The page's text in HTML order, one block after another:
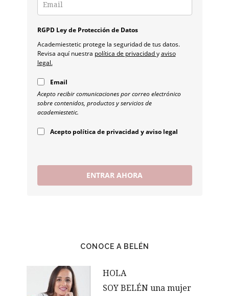
RGPD Ley de Protección de Datos
Academiestetic protege la seguridad de tus datos.
Revisa aquí nuestra política de privacidadyaviso
legal.
Email
Acepto recibir comunicaciones por correo electrónico
sobre contenidos, productos y servicios de
academiestetic.
Acepto política de privacidad y aviso legal
ENTRAR AHORA
CONOCE A BELÉN
HOLA
SOY BELÉN una mujer